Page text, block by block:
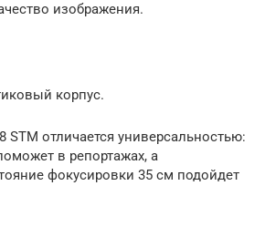
изображения.
корпус.
STM отличается универсальностью:
в репортажах, а
фокусировки 35 см подойдет